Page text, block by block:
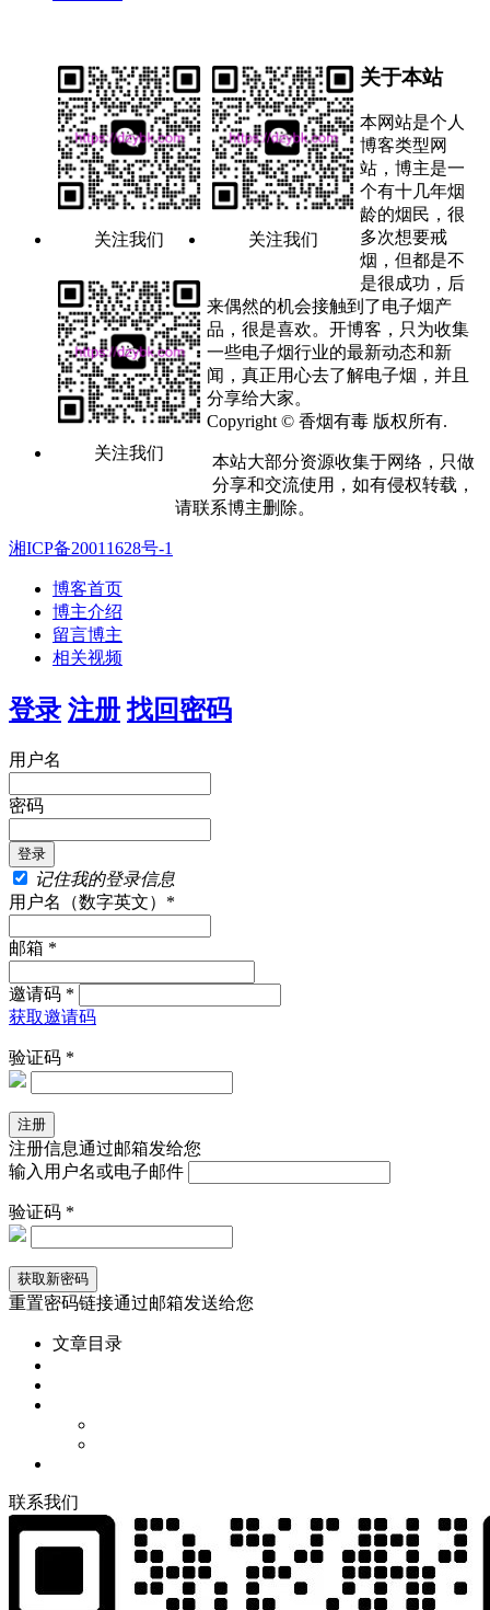
关注我们 关注我们
关注我们
关于本站
本网站是个人
博客类型网
站，博主是一
个有十几年烟
龄的烟民，很
多次想要戒
烟，但都是不
是很成功，后
来偶然的机会接触到了电子烟产
品，很是喜欢。开博客，只为收集
一些电子烟行业的最新动态和新
闻，真正用心去了解电子烟，并且
分享给大家。
Copyright © 香烟有毒 版权所有.
本站大部分资源收集于网络，只做
分享和交流使用，如有侵权转载，
请联系博主删除。
湘ICP备20011628号-1
博客首页
博主介绍
留言博主
相关视频
登录 注册 找回密码
用户名
密码
记住我的登录信息
用户名（数字英文）*
邮箱 *
邀请码 *
获取邀请码
验证码 *
注册信息通过邮箱发给您
输入用户名或电子邮件
验证码 *
重置密码链接通过邮箱发送给您
文章目录
联系我们